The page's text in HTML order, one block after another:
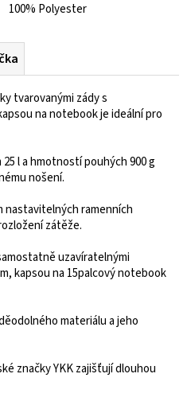
100% Polyester
tvarovanými zády s
na notebook je ideální pro
l a hmotností pouhých 900 g
nošení.
nastavitelných ramenních
zátěže.
uzavíratelnými
kapsou na 15palcový notebook
materiálu a jeho
značky YKK zajišťují dlouhou